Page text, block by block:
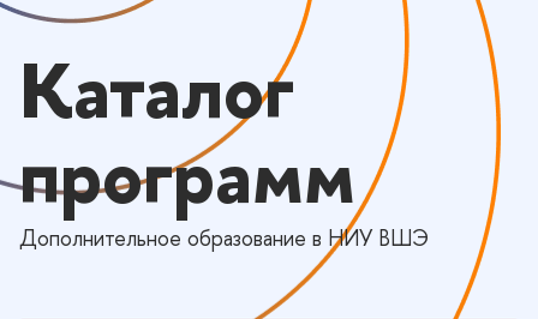
Каталог
программ
Дополнительное образование в НИУ ВШЭ